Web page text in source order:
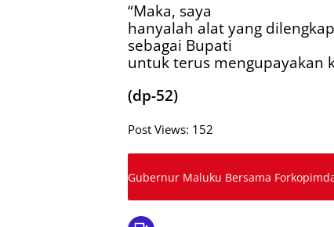
“Maka, saya
hanyalah alat yang
sebagai Bupati
untuk terus mengupayakan
(dp-52)
Post Views: 152
Gubernur Maluku Bersama